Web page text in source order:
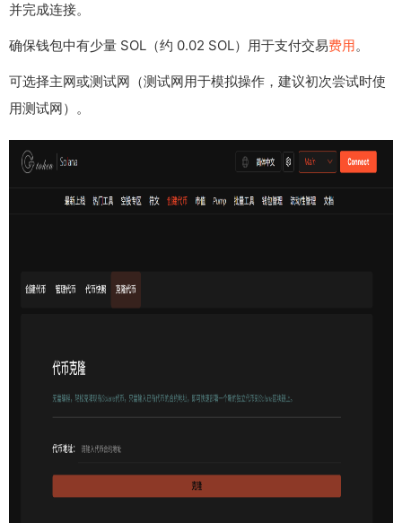
并完成连接。
确保钱包中有少量 SOL（约 0.02 SOL）用于支付交易费用。
可选择主网或测试网（测试网用于模拟操作，建议初次尝试时使
用测试网）。